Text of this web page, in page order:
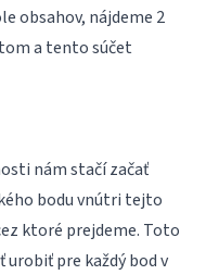
obsahov, nájdeme 2
a tento súčet
nám stačí začať
bodu vnútri tejto
ktoré prejdeme. Toto
pre každý bod v